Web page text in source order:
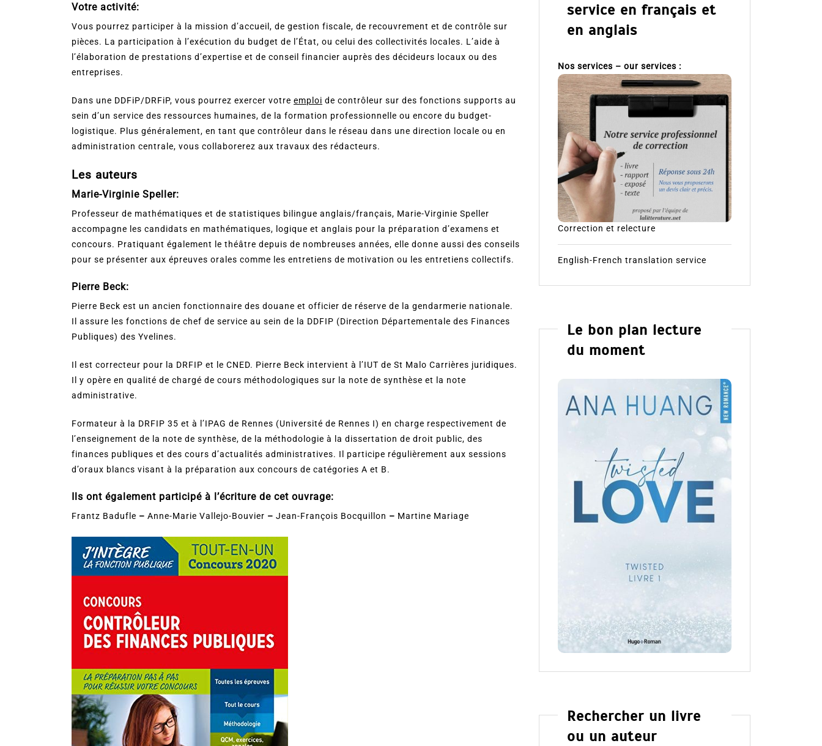
Votre activité:
Vous pourrez participer à la mission d’accueil, de gestion fiscale, de recouvrement et de contrôle sur
pièces. La participation à l’exécution du budget de l’État, ou celui des collectivités locales. L’aide à
l’élaboration de prestations d’expertise et de conseil financier auprès des décideurs locaux ou des
entreprises.
Dans une DDFiP/DRFiP, vous pourrez exercer votre emploi de contrôleur sur des fonctions supports au
sein d’un service des ressources humaines, de la formation professionnelle ou encore du budget-
logistique. Plus généralement, en tant que contrôleur dans le réseau dans une direction locale ou en
administration centrale, vous collaborerez aux travaux des rédacteurs.
Les auteurs
Marie-Virginie Speller:
Professeur de mathématiques et de statistiques bilingue anglais/français, Marie-Virginie Speller
accompagne les candidats en mathématiques, logique et anglais pour la préparation d’examens et
concours. Pratiquant également le théâtre depuis de nombreuses années, elle donne aussi des conseils
pour se présenter aux épreuves orales comme les entretiens de motivation ou les entretiens collectifs.
Pierre Beck:
Pierre Beck est un ancien fonctionnaire des douane et officier de réserve de la gendarmerie nationale.
Il assure les fonctions de chef de service au sein de la DDFIP (Direction Départementale des Finances
Publiques) des Yvelines.
Il est correcteur pour la DRFIP et le CNED. Pierre Beck intervient à l’IUT de St Malo Carrières juridiques.
Il y opère en qualité de chargé de cours méthodologiques sur la note de synthèse et la note
administrative.
Formateur à la DRFIP 35 et à l’IPAG de Rennes (Université de Rennes I) en charge respectivement de
l’enseignement de la note de synthèse, de la méthodologie à la dissertation de droit public, des
finances publiques et des cours d’actualités administratives. Il participe régulièrement aux sessions
d’oraux blancs visant à la préparation aux concours de catégories A et B.
Ils ont également participé à l’écriture de cet ouvrage:
Frantz Badufle – Anne-Marie Vallejo-Bouvier – Jean-François Bocquillon – Martine Mariage
service en français et
en anglais
Nos services – our services :
Correction et relecture
English-French translation service
Le bon plan lecture
du moment
Rechercher un livre
ou un auteur